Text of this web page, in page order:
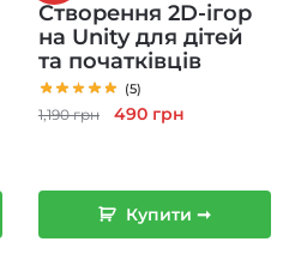
Створення 2D-ігор
на Unity для дітей
та початківців
(5)
1,190грн
Оригінальна
490 грн
Купити ➞